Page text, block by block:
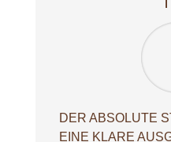
DER ABSOLUTE
EINE KLARE